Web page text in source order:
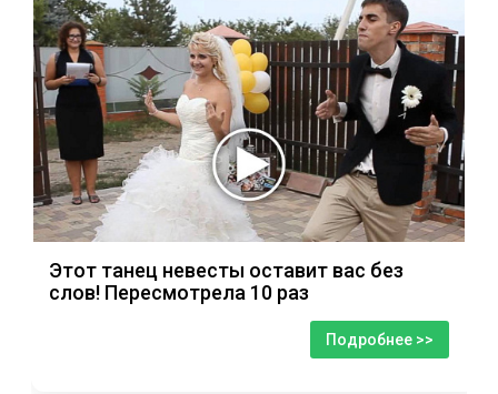
Этот танец невесты оставит вас без
слов! Пересмотрела 10 раз
Подробнее >>